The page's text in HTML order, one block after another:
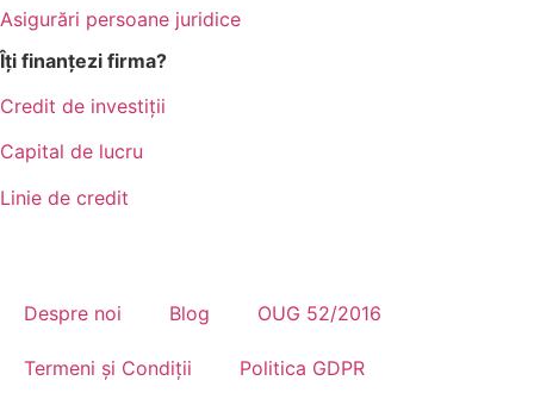
Asigurări persoane juridice
Îți finanțezi firma?
Credit de investiții
Capital de lucru
Linie de credit
Despre noi Blog OUG 52/2016
Termeni și Condiții Politica GDPR